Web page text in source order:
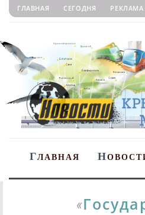
ГЛАВНАЯ СЕГОДНЯ РЕКЛАМА
ГЛАВНАЯ Н
«